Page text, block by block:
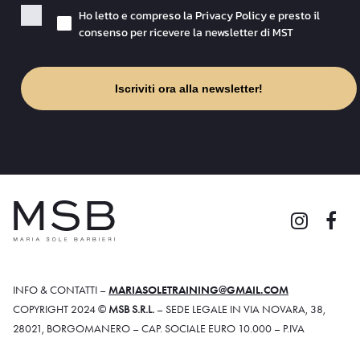
Checkbox PrivacyHo letto e compreso la Privacy Policy e presto il
consenso per ricevere la newsletter di MST
Iscriviti ora alla newsletter!
INFO & CONTATTI –MARIASOLETRAINING@GMAIL.COM
COPYRIGHT 2024 © MSB S.R.L. – SEDE LEGALE IN VIA NOVARA, 38,
28021, BORGOMANERO – CAP. SOCIALE EURO 10.000 – P.IVA